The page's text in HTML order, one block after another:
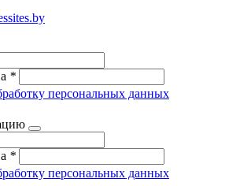
*
персональных данных
*
персональных данных